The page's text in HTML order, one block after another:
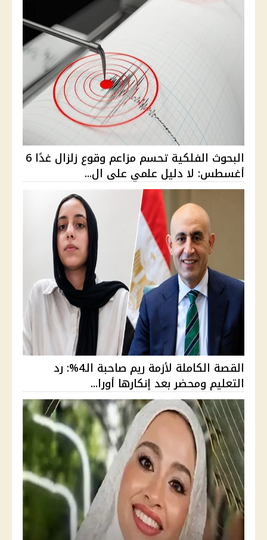
البحوث الفلكية تحسم مزاعم وقوع زلزال غدًا 6
أغسطس: لا دليل علمي على ال...
القصة الكاملة لأزمة ريم صاحبة الـ4%: رد
التعليم ومحضر بعد إنكارها أورا...